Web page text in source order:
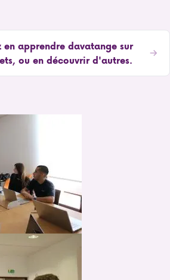
en apprendre davatange sur
ou en découvrir d'autres.